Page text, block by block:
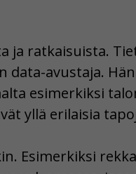
ja ratkaisuista.
avustaja.
esimerkiksi
yllä erilaisia
Esimerkiksi